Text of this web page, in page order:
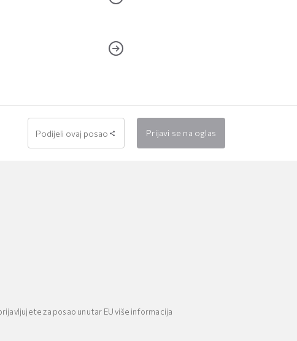
Podijeli ovaj posao Prijavi se na oglas
za posao unutar EU više informacija